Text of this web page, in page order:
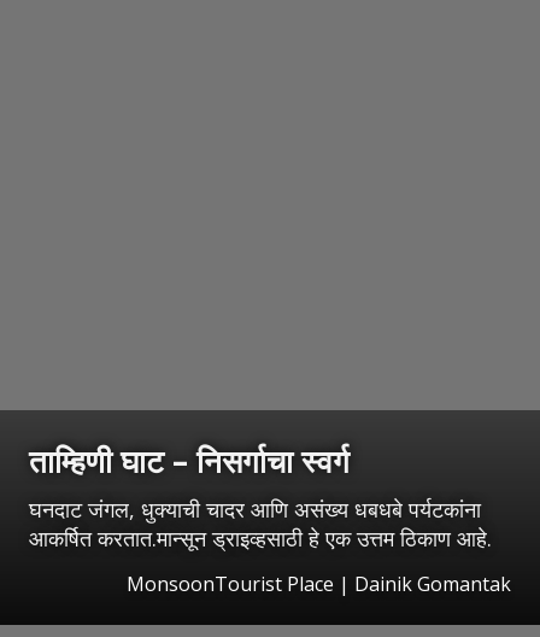
ताम्हिणी घाट – निसर्गाचा स्वर्ग
घनदाट जंगल, धुक्याची चादर आणि असंख्य धबधबे पर्यटकांना
आकर्षित करतात.मान्सून ड्राइव्हसाठी हे एक उत्तम ठिकाण आहे.
MonsoonTourist Place | Dainik Gomantak